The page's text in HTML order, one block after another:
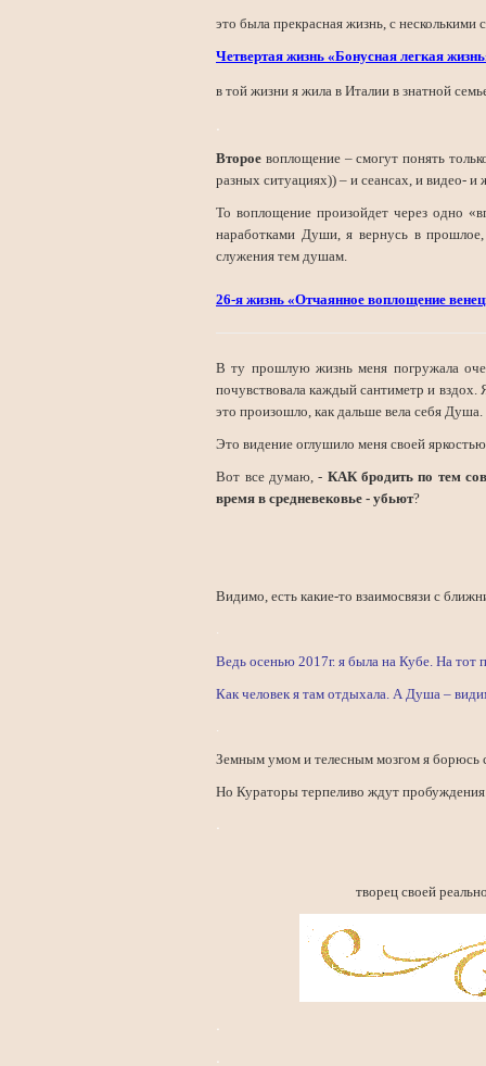
это была прекрасная жизнь, с
Четвертая жизнь «Бонусная легкая
в той жизни я жила в Италии в знатной
Второе воплощение – смогут понять
разных ситуациях)) – и сеансах, и видео- и
То воплощение произойдет через одно
наработками Души, я вернусь в
служения тем душам.
26-я жизнь «Отчаянное воплощение
В ту прошлую жизнь меня погружала
почувствовала каждый сантиметр и
это произошло, как дальше вела себя Душа.
Это видение оглушило меня своей
Вот все думаю, - КАК бродить по тем
время в средневековье - убьют?
Видимо, есть какие-то взаимосвязи с
Ведь осенью 2017г. я была на Кубе. На
Как человек я там отдыхала. А Душа –
Земным умом и телесным мозгом я борюсь
Но Кураторы терпеливо ждут
творец своей